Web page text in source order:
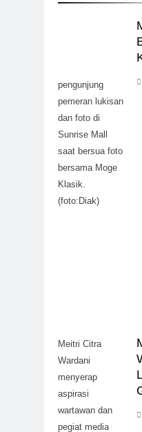
pengunjung
pemeran lukisan
dan foto di
Sunrise Mall
saat bersua foto
bersama Moge
Klasik.
(foto:Diak)
Meitri Citra
Wardani
menyerap
aspirasi
wartawan dan
pegiat media